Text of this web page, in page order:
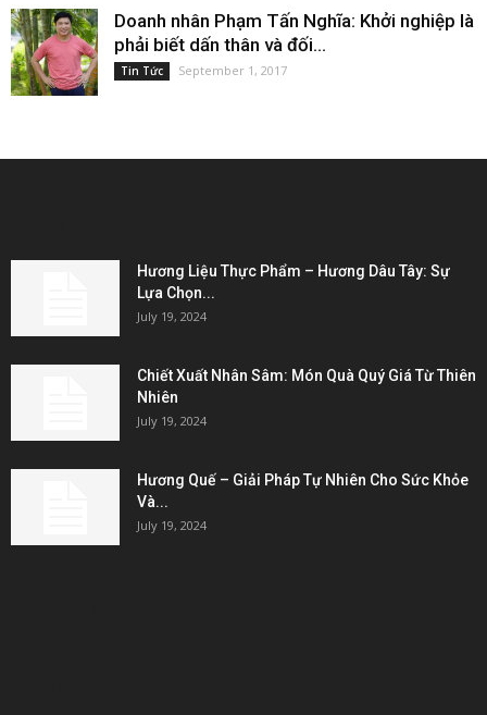
Doanh nhân Phạm Tấn Nghĩa: Khởi nghiệp là
phải biết dấn thân và đối...
Tin Tức September 1, 2017
Hương Liệu Thực Phẩm – Hương Dâu Tây: Sự
Lựa Chọn...
July 19, 2024
Chiết Xuất Nhân Sâm: Món Quà Quý Giá Từ Thiên
Nhiên
July 19, 2024
Hương Quế – Giải Pháp Tự Nhiên Cho Sức Khỏe
Và...
July 19, 2024